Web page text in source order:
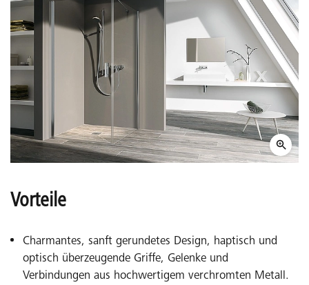
Vorteile
Charmantes, sanft gerundetes Design, haptisch und
optisch überzeugende Griffe, Gelenke und
Verbindungen aus hochwertigem verchromten Metall.